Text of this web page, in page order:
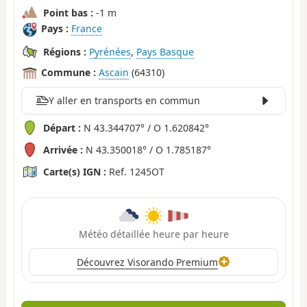
Point bas : -1 m
Pays : France
Régions : Pyrénées, Pays Basque
Commune : Ascain (64310)
Y aller en transports en commun
Départ : N 43.344707° / O 1.620842°
Arrivée : N 43.350018° / O 1.785187°
Carte(s) IGN : Ref. 1245OT
Météo détaillée heure par heure
Découvrez Visorando Premium